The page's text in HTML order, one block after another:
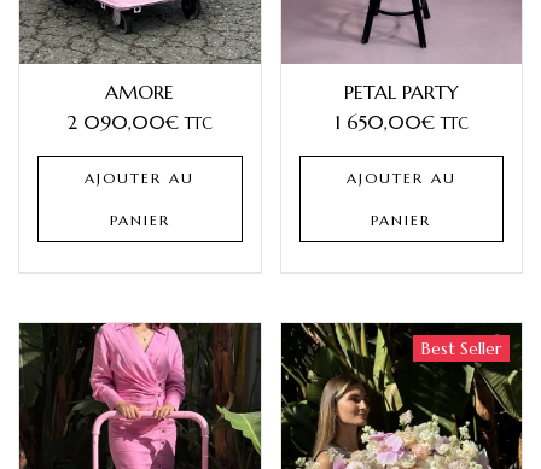
AMORE
2 090,00€ TTC
AJOUTER AU
PANIER
PETAL PARTY
1 650,00€ TTC
AJOUTER AU
PANIER
Best Seller